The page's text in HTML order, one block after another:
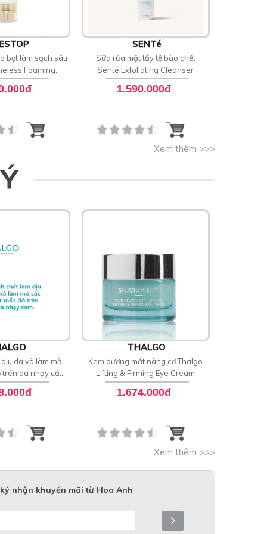
bọt làm sạch sâu
Foaming
Balm
SENTé
Sữa rửa mặt tẩy tế bào chết
Senté Exfoliating Cleanser
1.590.000đ
Xem thêm >>>
da và làm mờ
da nhạy cảm
Serum
THALGO
Kem dưỡng mắt nâng cơ Thalgo
Lifting & Firming Eye Cream
1.674.000đ
Xem thêm >>>
nhận khuyến mãi từ Hoa Anh